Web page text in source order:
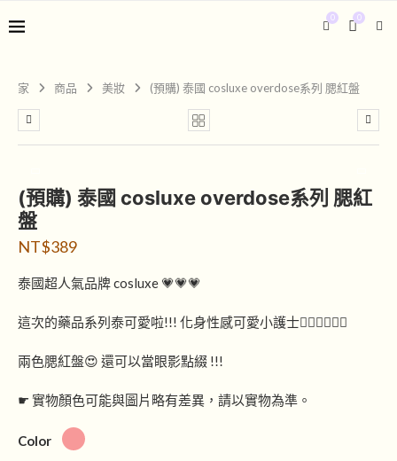
0
0
家 商品 美妝 (預購) 泰國 cosluxe overdose系列 腮紅盤
(預購) 泰國 cosluxe overdose系列 腮紅
盤
NT$389
泰國超人氣品牌 cosluxe 💗💗💗
這次的藥品系列泰可愛啦!!! 化身性感可愛小護士❤️‍🔥❤️‍🔥❤️‍🔥
兩色腮紅盤😍 還可以當眼影點綴 !!!
☛ 實物顏色可能與圖片略有差異，請以實物為準。
Color